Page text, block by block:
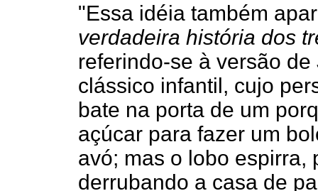
"Essa idéia também
verdadeira história dos
referindo-se à versão
clássico infantil, cujo
bate na porta de um
açúcar para fazer um
avó; mas o lobo espirra,
derrubando a casa de